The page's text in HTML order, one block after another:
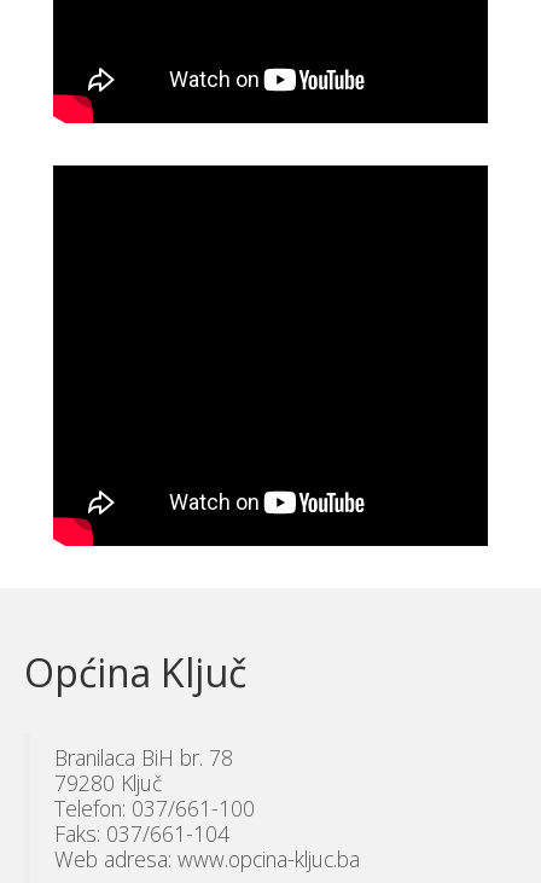
Općina Ključ
Branilaca BiH br. 78
79280 Ključ
Telefon: 037/661-100
Faks: 037/661-104
Web adresa: www.opcina-kljuc.ba